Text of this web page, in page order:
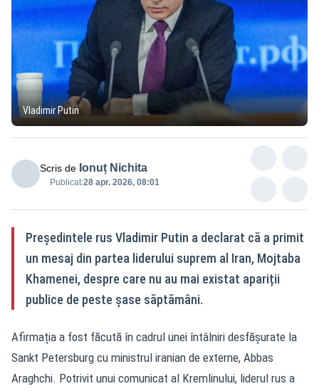
Vladimir Putin
Scris de Ionuț Nichita
Publicat:28 apr. 2026, 08:01
Președintele rus Vladimir Putin a declarat că a primit
un mesaj din partea liderului suprem al Iran, Mojtaba
Khamenei, despre care nu au mai existat apariții
publice de peste șase săptămâni.
Afirmația a fost făcută în cadrul unei întâlniri desfășurate la
Sankt Petersburg cu ministrul iranian de externe, Abbas
Araghchi. Potrivit unui comunicat al Kremlinului, liderul rus a